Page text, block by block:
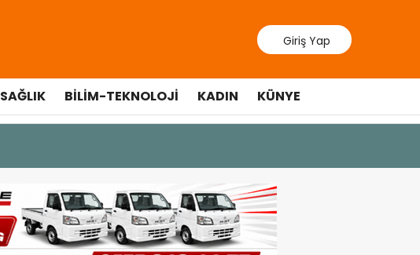
Giriş Yap
SAĞLIK BILIM-TEKNOLOJI KADIN KÜNYE